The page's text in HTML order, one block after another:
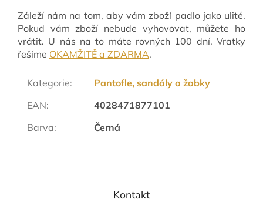
Záleží nám na tom, aby vám zboží padlo jako ulité.
Pokud vám zboží nebude vyhovovat, můžete ho
vrátit. U nás na to máte rovných 100 dní. Vratky
řešíme OKAMŽITĚ a ZDARMA.
Kategorie:
Pantofle, sandály a žabky
EAN:
4028471877101
Barva: Černá
Z
Kontakt